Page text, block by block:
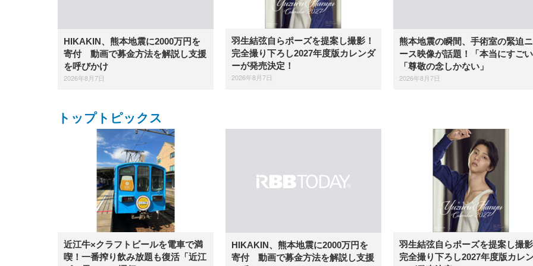
HIKAKIN、熊本地震に2000万円を
寄付 動画で募金方法を解説し支援
を呼びかけ
2026年8月7日
羽生結弦自らポーズを提案し撮影！
完全撮り下ろし2027年度版カレンダ
ーが発売決定！
2026年8月7日
熊本地震の瞬間、手術室の緊迫
ース映像が話題！「本当にすごい
「尊敬の念しかない」
2026年8月7日
トップトピックス
近江牛×クラフトビールを電車で満
喫！一番搾り飲み放題も復活「近江
HIKAKIN、熊本地震に2000万円を
寄付 動画で募金方法を解説し支援
羽生結弦自らポーズを提案し撮影
完全撮り下ろし2027年度版カレ